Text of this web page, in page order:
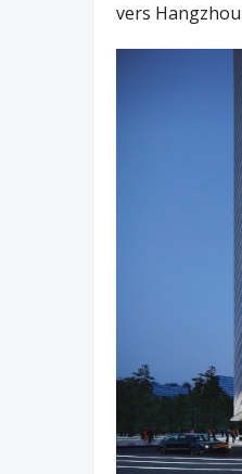
vers